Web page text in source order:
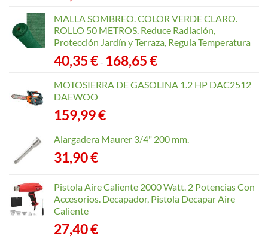
MALLA SOMBREO. COLOR VERDE CLARO.
ROLLO 50 METROS. Reduce Radiación,
Protección Jardín y Terraza, Regula Temperatura
40,35€- 168,65€Rango
precios:
MOTOSIERRA DE GASOLINA 1.2 HP DAC2512
DAEWOO
159,99€
Alargadera Maurer 3/4" 200 mm.
31,90€
Pistola Aire Caliente 2000 Watt. 2 Potencias Con
Accesorios. Decapador, Pistola Decapar Aire
Caliente
27,40€